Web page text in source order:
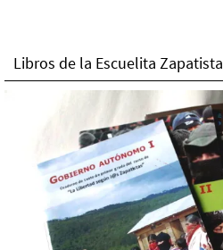
Libros de la Escuelita Zapatista